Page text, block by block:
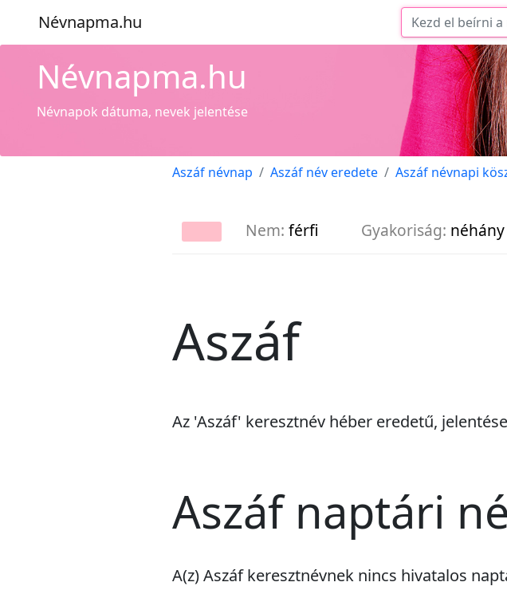
Névnapma.hu
Névnapma.hu
Névnapok dátuma, nevek jelentése
Aszáf névnap Aszáf név eredete Aszáf névnapi
Nem: férfi Gyakoriság:
Aszáf
Az 'Aszáf' keresztnév héber eredetű,
Aszáf naptári
A(z) Aszáf keresztnévnek nincs hivatalos